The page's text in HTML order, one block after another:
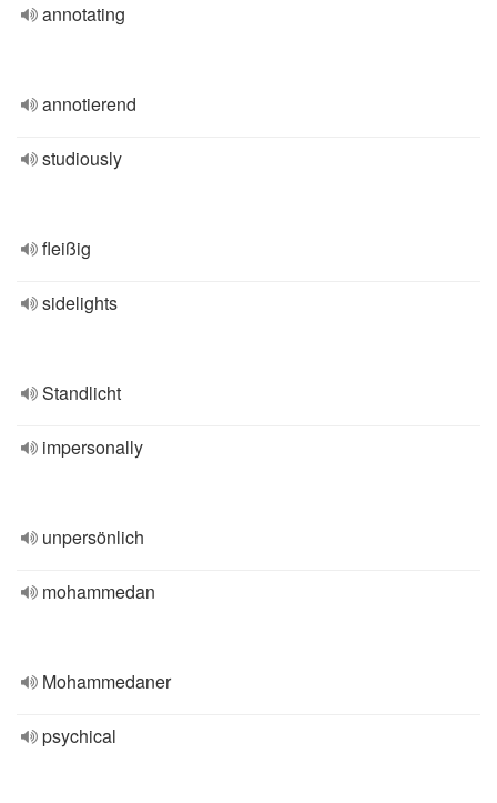
annotating
annotierend
studiously
fleißig
sidelights
Standlicht
impersonally
unpersönlich
mohammedan
Mohammedaner
psychical